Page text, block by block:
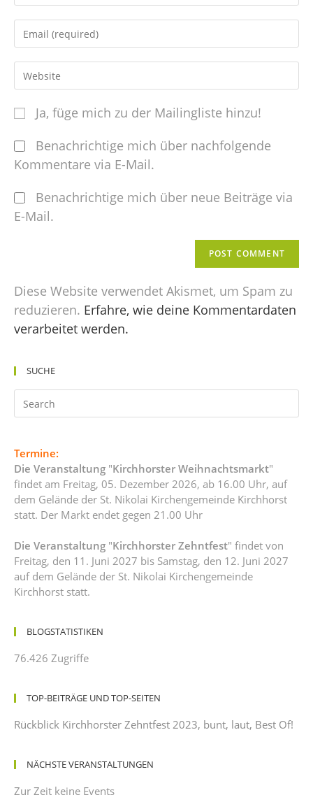
Ja, füge mich zu der Mailingliste hinzu!
Benachrichtige mich über nachfolgende
Kommentare via E-Mail.
Benachrichtige mich über neue Beiträge via
E-Mail.
Diese Website verwendet Akismet, um Spam zu
reduzieren. Erfahre, wie deine Kommentardaten
verarbeitet werden.
SUCHE
Termine:
Die Veranstaltung "Kirchhorster Weihnachtsmarkt"
findet am Freitag, 05. Dezember 2026, ab 16.00 Uhr, auf
dem Gelände der St. Nikolai Kirchengemeinde Kirchhorst
statt. Der Markt endet gegen 21.00 Uhr
Die Veranstaltung "Kirchhorster Zehntfest" findet von
Freitag, den 11. Juni 2027 bis Samstag, den 12. Juni 2027
auf dem Gelände der St. Nikolai Kirchengemeinde
Kirchhorst statt.
BLOGSTATISTIKEN
76.426 Zugriffe
TOP-BEITRÄGE UND TOP-SEITEN
Rückblick Kirchhorster Zehntfest 2023, bunt, laut, Best Of!
NÄCHSTE VERANSTALTUNGEN
Zur Zeit keine Events